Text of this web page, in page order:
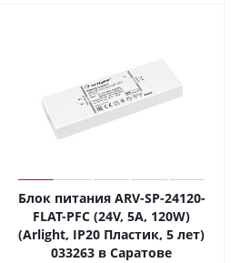
Блок питания ARV-SP-24120-
FLAT-PFC (24V, 5A, 120W)
(Arlight, IP20 Пластик, 5 лет)
033263 в Саратове